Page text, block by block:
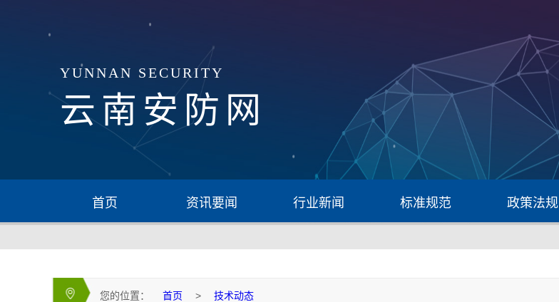
YUNNAN SECURITY
云南安防网
首页 资讯要闻 行业新闻 标准规范 政策法规
您的位置： 首页 > 技术动态